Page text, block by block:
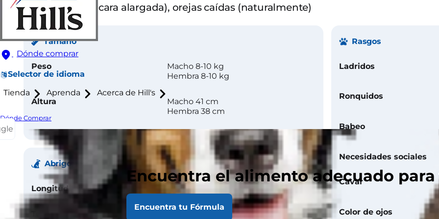
Dónde comprar
Selector de idioma
Tienda Aprenda Acerca de Hill's
Dónde Comprar
Encuentra el alimento adecuado
Encuentra tu Fórmula
Dolicocefálico (cara alargada), orejas caídas (naturalmente)
Tamaño
Peso
Macho 8-10 kg
Hembra 8-10 kg
Altura
Macho 41 cm
Hembra 38 cm
Abrigo
Longitud Medio
Pelaje duro, suave y rizado.
Rasgos
Ladridos
Ronquidos
Babeo
Necesidades sociales
Cavar
Color de ojos